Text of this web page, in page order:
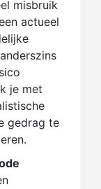
misbruik
actueel
je met
gedrag te